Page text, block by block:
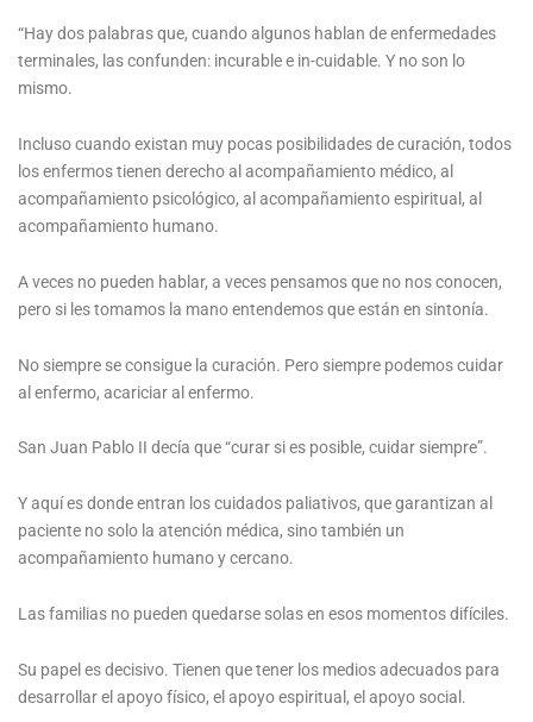
“Hay dos palabras que, cuando algunos hablan de enfermedades
terminales, las confunden: incurable e in-cuidable. Y no son lo
mismo.
Incluso cuando existan muy pocas posibilidades de curación, todos
los enfermos tienen derecho al acompañamiento médico, al
acompañamiento psicológico, al acompañamiento espiritual, al
acompañamiento humano.
A veces no pueden hablar, a veces pensamos que no nos conocen,
pero si les tomamos la mano entendemos que están en sintonía.
No siempre se consigue la curación. Pero siempre podemos cuidar
al enfermo, acariciar al enfermo.
San Juan Pablo II decía que “curar si es posible, cuidar siempre”.
Y aquí es donde entran los cuidados paliativos, que garantizan al
paciente no solo la atención médica, sino también un
acompañamiento humano y cercano.
Las familias no pueden quedarse solas en esos momentos difíciles.
Su papel es decisivo. Tienen que tener los medios adecuados para
desarrollar el apoyo físico, el apoyo espiritual, el apoyo social.